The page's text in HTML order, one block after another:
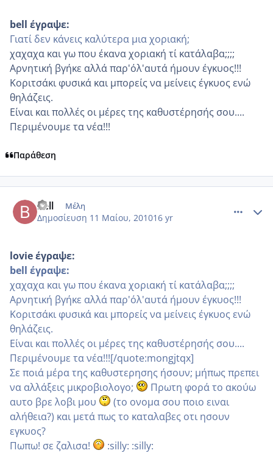
bell έγραψε:
Γιατί δεν κάνεις καλύτερα μια χοριακή;
χαχαχα και γω που έκανα χοριακή τί κατάλαβα;;;;
Αρνητική βγήκε αλλά παρ'όλ'αυτά ήμουν έγκυος!!!
Κοριτσάκι φυσικά και μπορείς να μείνεις έγκυος ενώ
θηλάζεις.
Είναι και πολλές οι μέρες της καθυστέρησής σου....
Περιμένουμε τα νέα!!!
Παράθεση
bell Μέλη
Δημοσίευση 11 Μαίου, 201016 yr
lovie έγραψε:
bell έγραψε:
χαχαχα και γω που έκανα χοριακή τί κατάλαβα;;;;
Αρνητική βγήκε αλλά παρ'όλ'αυτά ήμουν έγκυος!!!
Κοριτσάκι φυσικά και μπορείς να μείνεις έγκυος ενώ
θηλάζεις.
Είναι και πολλές οι μέρες της καθυστέρησής σου....
Περιμένουμε τα νέα!!![/quote:mongjtqx]
Σε ποιά μέρα της καθυστερησης ήσουν; μήπως πρεπει
να αλλάξεις μικροβιολογο;
Πρωτη φορά το ακούω
αυτο βρε λοβι μου
(το ονομα σου ποιο ειναι
αλήθεια?) και μετά πως το καταλαβες οτι ησουν
εγκυος?
Πωπω! σε ζαλισα!
:silly: :silly: